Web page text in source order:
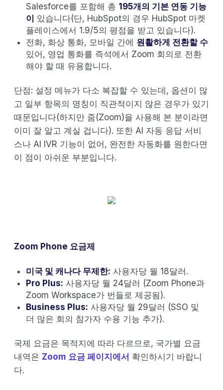
Salesforce를 포함해 총 195개의 기본 연동 기능
이 있습니다(단, HubSpot의 경우 HubSpot 마켓
플레이스에서 1.9/5의 평점을 받고 있습니다).
전화, 화상 통화, 모바일 간에 원활하게 전환할 수
있어, 영업 통화를 즉석에서 Zoom 회의로 전환
해야 할 때 유용합니다.
단점: 설정 메뉴가 다소 복잡할 수 있는데, 옵션이 많
고 일부 항목의 명칭이 직관적이지 않은 경우가 있기
때문입니다(하지만 줌(Zoom)을 사용해 본 분이라면
이미 잘 알고 계실 겁니다). 또한 AI 자동 응답 서비
스나 AI IVR 기능이 없어, 완전한 자동화를 원한다면
이 점이 아쉬운 부분입니다.
Zoom Phone 요금제
미국 및 캐나다 무제한: 사용자당 월 18달러.
Pro Plus: 사용자당 월 24달러 (Zoom Phone과
Zoom Workspace가 번들로 제공됨).
Business Plus: 사용자당 월 29달러 (SSO 및
더 많은 회의 참가자 수용 기능 추가).
국제 요금은 목적지에 따라 다르므로, 국가별 요금
내역은 Zoom 요금 페이지에서 확인하시기 바랍니
다.